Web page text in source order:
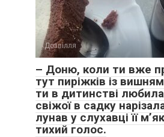
Дозвілля
– Доню, коли ти вже
тут пиріжків із
ти в дитинстві
свіжої в садку
лунав у слухавці її
тихий голос.